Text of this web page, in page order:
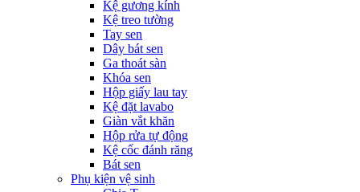
Kệ gương kính
Kệ treo tường
Tay sen
Dây bát sen
Ga thoát sàn
Khóa sen
Hộp giấy lau tay
Kệ đặt lavabo
Giàn vắt khăn
Hộp rửa tự động
Kệ cốc đánh răng
Bát sen
Phụ kiện vệ sinh